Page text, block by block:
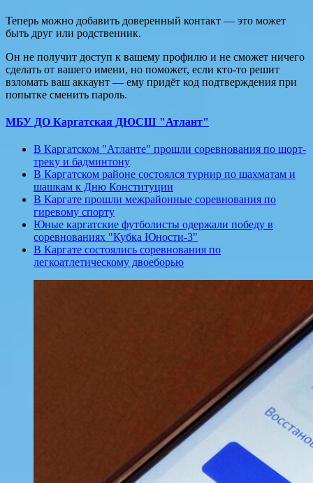
Теперь можно добавить доверенный контакт — это может
быть друг или родственник.
Он не получит доступ к вашему профилю и не сможет ничего
сделать от вашего имени, но поможет, если кто-то решит
взломать ваш аккаунт — ему придёт код подтверждения при
попытке сменить пароль.
МБУ ДО Каргатская ДЮСШ "Атлант"
В Каргатском "Атланте" прошли соревнования по шорт-
треку и бадминтону
В Каргатском районе состоялся турнир по шахматам и
шашкам к Дню Конституции
В Каргате прошли межрайонные соревнования по
гиревому спорту
Юные каргатские футболисты одержали победу в
соревнованиях "Кубка Юности-3"
В Каргате состоялись соревнования по
легкоатлетическому двоеборью